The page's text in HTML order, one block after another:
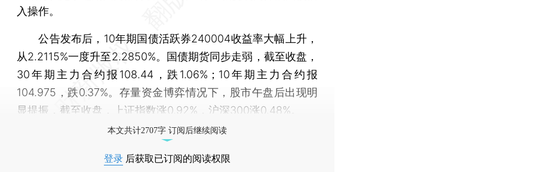
入操作。
公告发布后，10年期国债活跃券240004收益率大幅上升，
从2.2115%一度升至2.2850%。国债期货同步走弱，截至收盘，
30年期主力合约报108.44，跌1.06%；10年期主力合约报
104.975，跌0.37%。存量资金博弈情况下，股市午盘后出现明
显提振，截至收盘，
上证指数涨0.92%，沪深300涨0.48%。
本文共计2707字 订阅后继续阅读
登录 后获取已订阅的阅读权限